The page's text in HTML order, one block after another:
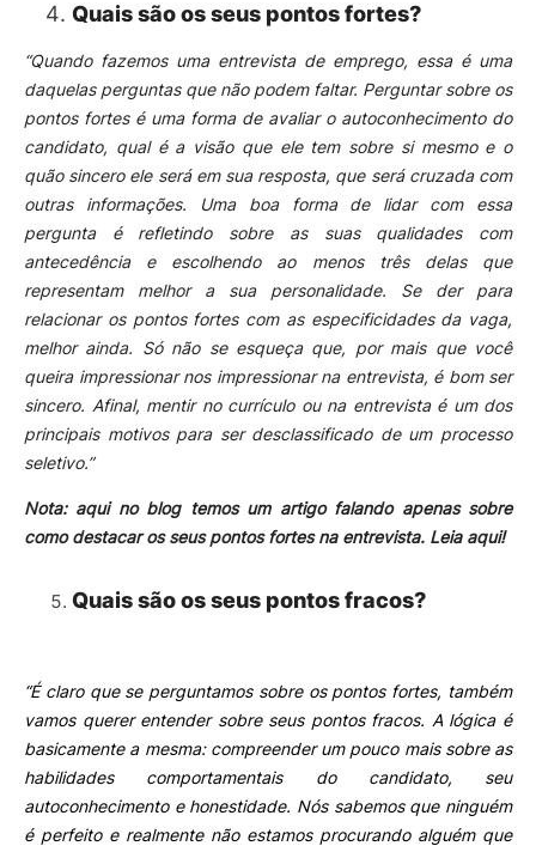
Quais são os seus pontos fortes?
“Quando fazemos uma entrevista de emprego, essa é uma
daquelas perguntas que não podem faltar. Perguntar sobre os
pontos fortes é uma forma de avaliar o autoconhecimento do
candidato, qual é a visão que ele tem sobre si mesmo e o
quão sincero ele será em sua resposta, que será cruzada com
outras informações.
Uma boa forma de lidar com essa
pergunta é refletindo sobre as suas qualidades com
antecedência e escolhendo ao menos três delas que
representam melhor a sua personalidade. Se der para
relacionar os pontos fortes com as especificidades da vaga,
melhor ainda. Só não se esqueça que, por mais que você
queira impressionar nos impressionar na entrevista, é bom ser
sincero. Afinal, mentir no currículo ou na entrevista é um dos
principais motivos para ser desclassificado de um processo
seletivo.”
Nota: aqui no blog temos um artigo falando apenas sobre
como destacar os seus pontos fortes na entrevista. Leia aqui!
Quais são os seus pontos fracos?
“É claro que se perguntamos sobre os pontos fortes, também
vamos querer entender sobre seus pontos fracos. A lógica é
basicamente a mesma: compreender um pouco mais sobre as
habilidades comportamentais do candidato, seu
autoconhecimento e honestidade. Nós sabemos que ninguém
é perfeito e realmente não estamos procurando alguém que